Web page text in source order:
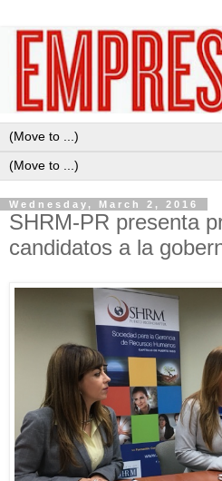
Wednesday, March 2, 2016
SHRM-PR presenta
candidatos a la